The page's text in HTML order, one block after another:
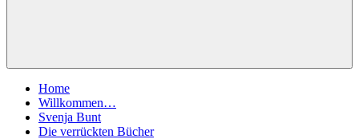
Home
Willkommen…
Svenja Bunt
Die verrückten Bücher